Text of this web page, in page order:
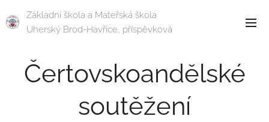
Základní škola a Mateřská škola
Uherský Brod-Havřice, příspěvková
Čertovskoandělské
soutěžení